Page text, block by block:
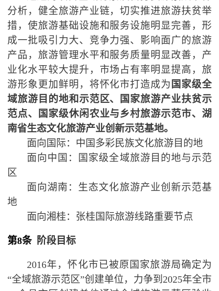
分析，健全旅游产业链，切实推进旅游扶贫举
措，使旅游基础设施和服务设施明显完善，形
成一批吸引力大、竞争力强、影响面广的旅游
产品，旅游管理水平和服务质量明显改善，产
业化水平较大提升，市场占有率明显提高，旅
游形象更加鲜明，将怀化市打造成为 国家级全
域旅游目的地和示范区、国家旅游产业扶贫示
范点、国家级休闲农业与乡村旅游示范市、湖
南省生态文化旅游产业创新示范基地。
面向国际：中国多彩民族文化旅游目的地
面向中国：国家级全域旅游目的地与示范
区
面向湖南：生态文化旅游产业创新示范基
地
面向湘桂：张桂国际旅游线路重要节点
第8条 阶段目标
2016年，怀化市已被原国家旅游局确定为
“全域旅游示范区”创建单位，力争到 2025年全市